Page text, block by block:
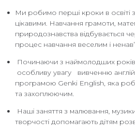
Ми робимо перші кроки в освіті
цікавими. Навчання грамоти,
природознавства відбувається
процес навчання веселим і
Починаючи з наймолодших
особливу увагу вивченню
програмою Genki English, яка
та захоплюючим.
Наші заняття з малювання,
творчості допомагають дітям